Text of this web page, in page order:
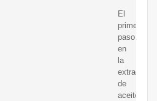
El
primer
paso
en
la
extracción
de
aceiteen